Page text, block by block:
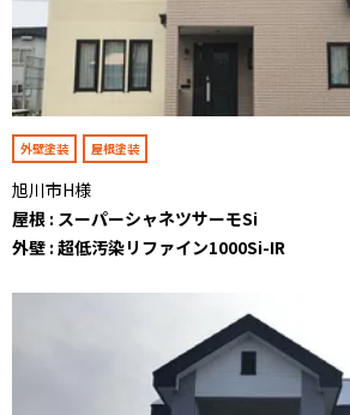
外壁塗装 屋根塗装
旭川市H様
屋根 : スーパーシャネツサーモSi
外壁 : 超低汚染リファイン1000Si-IR